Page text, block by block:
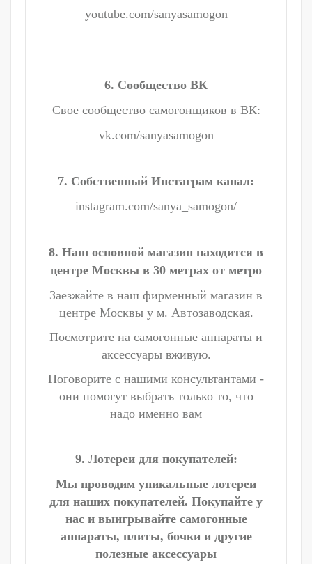
youtube.com/sanyasamogon
6. Сообщество ВК
Свое сообщество самогонщиков в ВК:
vk.com/sanyasamogon
7. Собственный Инстаграм канал:
instagram.com/sanya_samogon/
8. Наш основной магазин находится в
центре Москвы в 30 метрах от метро
Заезжайте в наш фирменный магазин в
центре Москвы у м. Автозаводская.
Посмотрите на самогонные аппараты и
аксессуары вживую.
Поговорите с нашими консультантами -
они помогут выбрать только то, что
надо именно вам
9. Лотереи для покупателей:
Мы проводим уникальные лотереи
для наших покупателей. Покупайте у
нас и выигрывайте самогонные
аппараты, плиты, бочки и другие
полезные аксессуары